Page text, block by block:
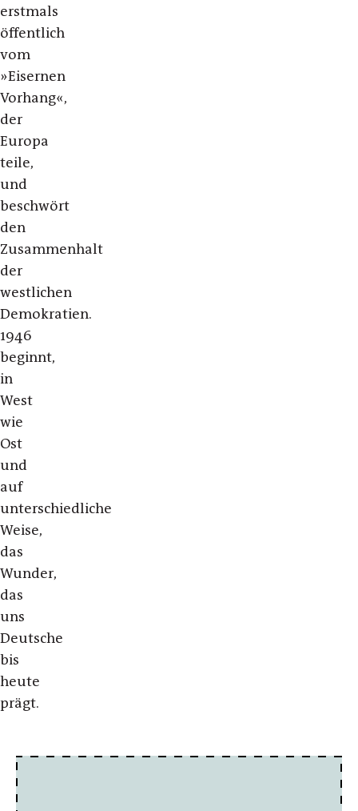
erstmals
öffentlich
vom
»Eisernen
Vorhang«,
der
Europa
teile,
und
beschwört
den
Zusammenhalt
der
westlichen
Demokratien.
1946
beginnt,
in
West
wie
Ost
und
auf
unterschiedliche
Weise,
das
Wunder,
das
uns
Deutsche
bis
heute
prägt.